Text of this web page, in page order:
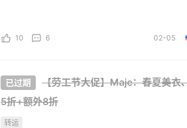
10 6 02-05
【劳工节大促】Maje：春夏美衣
5折+额外8折
转运